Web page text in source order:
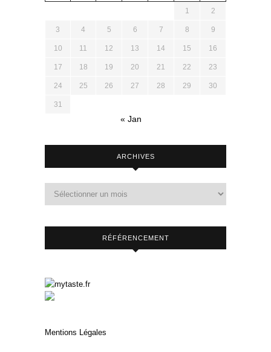
1 2
3 4 5 6 7 8 9
10 11 12 13 14 15 16
17 18 19 20 21 22 23
24 25 26 27 28 29 30
31
« Jan
ARCHIVES
RÉFÉRENCEMENT
Mentions Légales